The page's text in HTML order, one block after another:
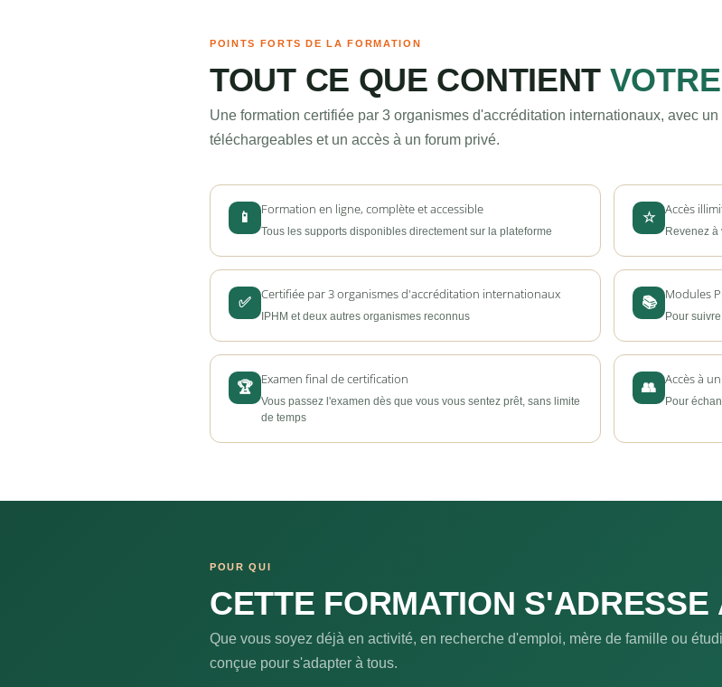
POINTS FORTS DE LA FORMATION
TOUT CE QUE CONTIENT
Une formation certifiée par 3 organismes d'accréditation internationaux, avec
téléchargeables et un accès à un forum privé.
📱
Formation en ligne, complète et accessible
Tous les supports disponibles directement sur la plateforme
☆
Accès
Revenez
✅
Certifiée par 3 organismes d'accréditation internationaux
IPHM et deux autres organismes reconnus
📚
Modules
Pour
🏆
Examen final de certification
Vous passez l'examen dès que vous vous sentez prêt, sans limite
de temps
👥
Accès à
Pour
POUR QUI
CETTE FORMATION S'ADRESSE
Que vous soyez déjà en activité, en recherche d'emploi, mère de famille ou
conçue pour s'adapter à tous.